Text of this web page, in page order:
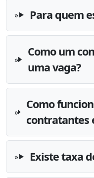
Para quem
Como um
uma vaga?
Como
contratantes
Existe taxa